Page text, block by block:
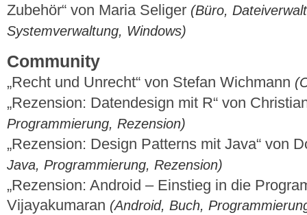
Zubehör“ von Maria Seliger (Büro,
Systemverwaltung, Windows)
Community
„Recht und Unrecht“ von Stefan Wichmann
„Rezension: Datendesign mit R“ von
Programmierung, Rezension)
„Rezension: Design Patterns mit Java“ von
Java, Programmierung, Rezension)
„Rezension: Android – Einstieg in die
Vijayakumaran (Android, Buch,